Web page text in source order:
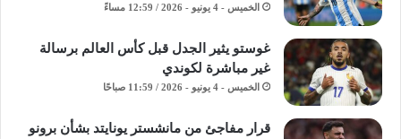
الخميس - 4 يونيو - 2026 / 12:59 مساءً
غوستو يثير الجدل قبل كأس العالم برسالة
غير مباشرة لكوندي
الخميس - 4 يونيو - 2026 / 11:59 صباحًا
قرار مفاجئ من مانشستر يونايتد بشأن برونو